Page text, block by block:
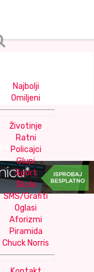
Najbolji
Omiljeni
Životinje
Ratni
Policajci
Glupi
Sport
Škola
SMS/Grafiti
Oglasi
Aforizmi
Piramida
Chuck Norris
vic